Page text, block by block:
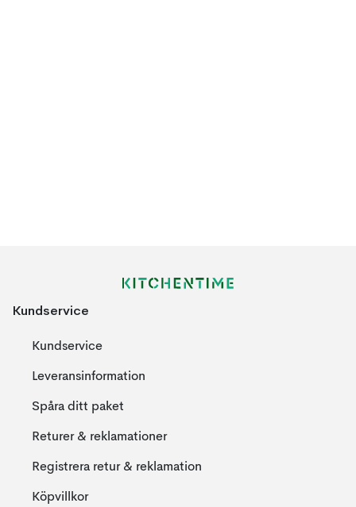
Kundservice
Kundservice
Leveransinformation
Spåra ditt paket
Returer & reklamationer
Registrera retur & reklamation
Köpvillkor